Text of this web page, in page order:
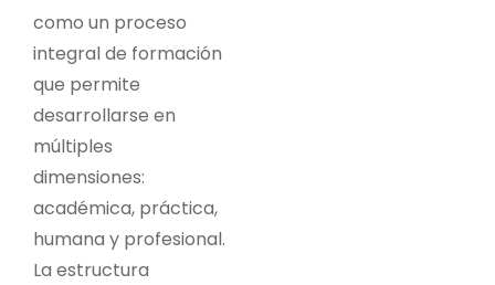
como un proceso
integral de formación
que permite
desarrollarse en
múltiples
dimensiones:
académica, práctica,
humana y profesional.
La estructura